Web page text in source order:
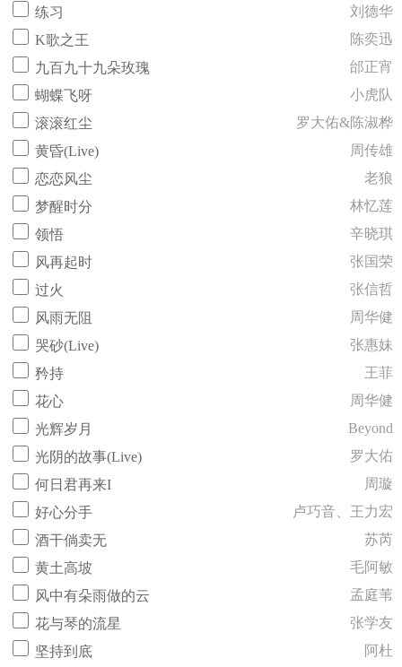
练习
刘德华
K歌之王
陈奕迅
九百九十九朵玫瑰
邰正宵
蝴蝶飞呀
小虎队
滚滚红尘
罗大佑&陈淑桦
黄昏(Live)
周传雄
恋恋风尘
老狼
梦醒时分
林忆莲
领悟
辛晓琪
风再起时
张国荣
过火
张信哲
风雨无阻
周华健
哭砂(Live)
张惠妹
矜持
王菲
花心
周华健
光辉岁月
Beyond
光阴的故事(Live)
罗大佑
何日君再来I
周璇
好心分手
卢巧音、王力宏
酒干倘卖无
苏芮
黄土高坡
毛阿敏
风中有朵雨做的云
孟庭苇
花与琴的流星
张学友
坚持到底
阿杜